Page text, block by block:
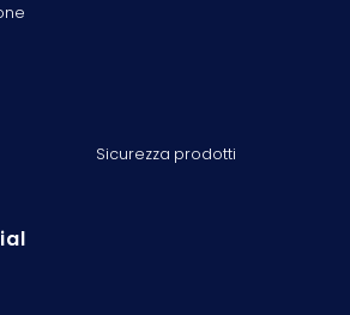
Sicurezza prodotti